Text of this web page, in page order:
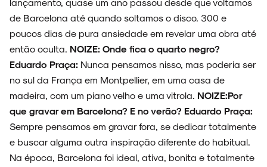
SOBRE
de Barcelona até quando soltamos o disco. 300 e
poucos dias de pura ansiedade em revelar uma obra até
então oculta. NOIZE: Onde fica o quarto negro?
Eduardo Praça: Nunca pensamos nisso, mas poderia ser
no sul da França em Montpellier, em uma casa de
madeira, com um piano velho e uma vitrola. NOIZE:Por
que gravar em Barcelona? E no verão? Eduardo Praça:
Sempre pensamos em gravar fora, se dedicar totalmente
e buscar alguma outra inspiração diferente do habitual.
Na época, Barcelona foi ideal, ativa, bonita e totalmente